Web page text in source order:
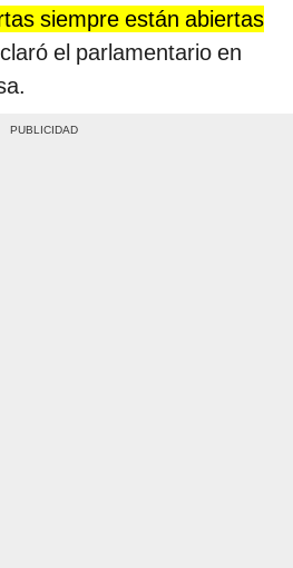
siempre están abiertas
el parlamentario en